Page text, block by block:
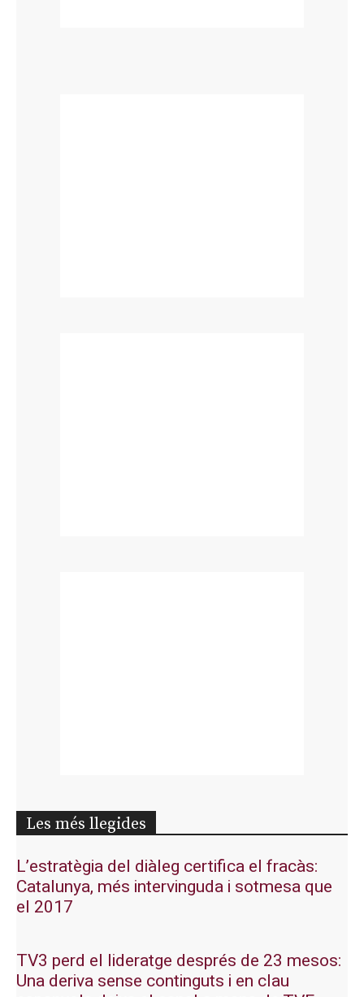
Les més llegides
L’estratègia del diàleg certifica el fracàs:
Catalunya, més intervinguda i sotmesa que
el 2017
TV3 perd el lideratge després de 23 mesos:
Una deriva sense continguts i en clau